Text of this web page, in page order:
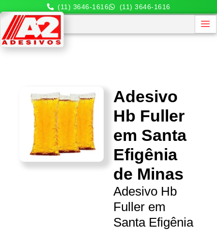
(11) 3646-1616 (11) 3646-1616
Adesivo
Hb Fuller
em Santa
Efigênia
de Minas
Adesivo Hb
Fuller em
Santa Efigênia